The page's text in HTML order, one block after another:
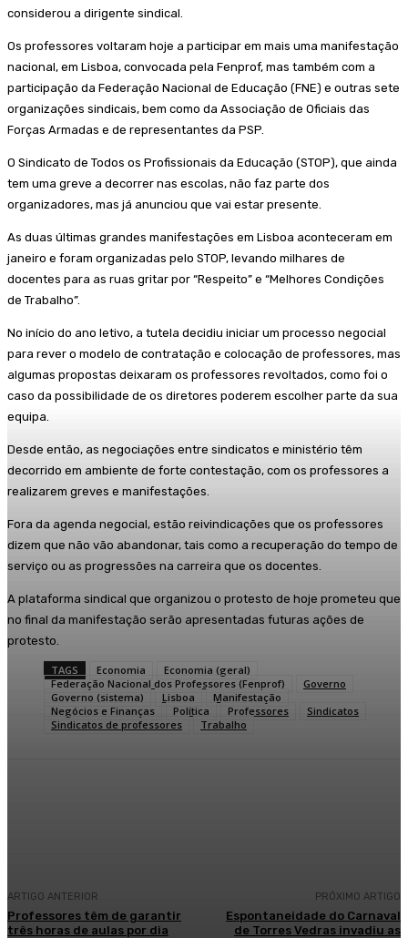
considerou a dirigente sindical.
Os professores voltaram hoje a participar em mais uma manifestação
nacional, em Lisboa, convocada pela Fenprof, mas também com a
participação da Federação Nacional de Educação (FNE) e outras sete
organizações sindicais, bem como da Associação de Oficiais das
Forças Armadas e de representantes da PSP.
O Sindicato de Todos os Profissionais da Educação (STOP), que ainda
tem uma greve a decorrer nas escolas, não faz parte dos
organizadores, mas já anunciou que vai estar presente.
As duas últimas grandes manifestações em Lisboa aconteceram em
janeiro e foram organizadas pelo STOP, levando milhares de
docentes para as ruas gritar por “Respeito” e “Melhores Condições
de Trabalho”.
No início do ano letivo, a tutela decidiu iniciar um processo negocial
para rever o modelo de contratação e colocação de professores, mas
algumas propostas deixaram os professores revoltados, como foi o
caso da possibilidade de os diretores poderem escolher parte da sua
equipa.
Desde então, as negociações entre sindicatos e ministério têm
decorrido em ambiente de forte contestação, com os professores a
realizarem greves e manifestações.
Fora da agenda negocial, estão reivindicações que os professores
dizem que não vão abandonar, tais como a recuperação do tempo de
serviço ou as progressões na carreira que os docentes.
A plataforma sindical que organizou o protesto de hoje prometeu que
no final da manifestação serão apresentadas futuras ações de
protesto.
TAGS Economia
Economia (geral)
Federação Nacional dos Professores (Fenprof)
Governo
Governo (sistema)
Lisboa
Manifestação
Negócios e Finanças
Política Professores
Sindicatos
Sindicatos de professores
Trabalho
ARTIGO ANTERIOR
Professores têm de garantir
três horas de aulas por dia
PRÓXIMO ARTIGO
Espontaneidade do Carnaval
de Torres Vedras invadiu as